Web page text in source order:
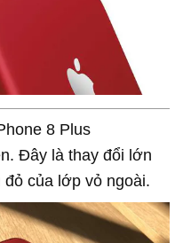
8 Plus
Đây là thay đổi lớn
của lớp vỏ ngoài.